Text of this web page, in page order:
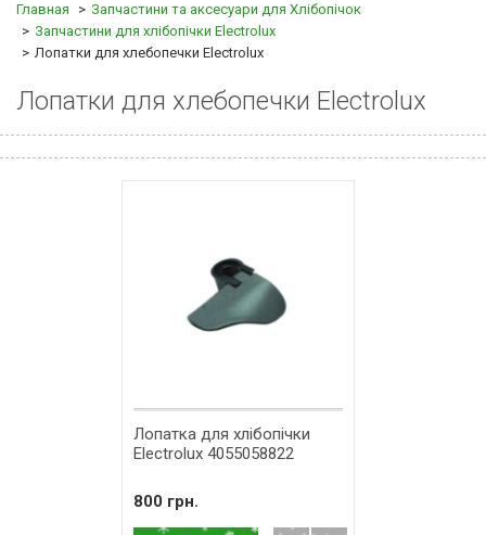
Главная
Запчастини та аксесуари для Хлібопічок
Запчастини для хлібопічки Electrolux
Лопатки для хлебопечки Electrolux
Лопатки для хлебопечки Electrolux
Лопатка для хлібопічки
Electrolux 4055058822
800 грн.